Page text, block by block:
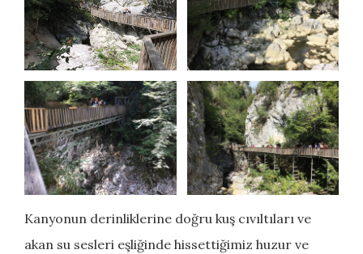
Kanyonun derinliklerine doğru kuş cıvıltıları ve
akan su sesleri eşliğinde hissettiğimiz huzur ve